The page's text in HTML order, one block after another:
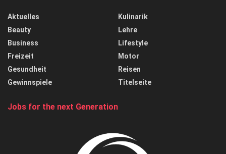
Aktuelles
Beauty
Business
Freizeit
Gesundheit
Gewinnspiele
Kulinarik
Lehre
Lifestyle
Motor
Reisen
Titelseite
Jobs for the next Generation